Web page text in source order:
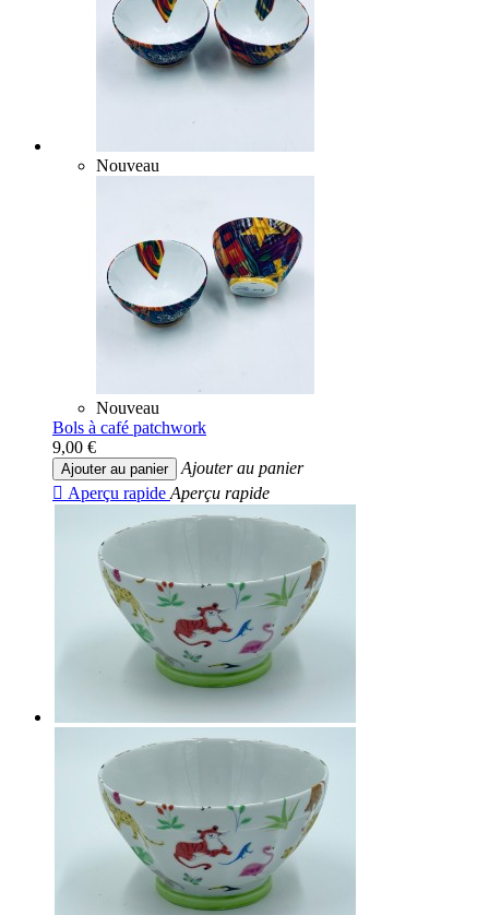
Nouveau
Nouveau
Bols à café patchwork
9,00 €
Ajouter au panier
Ajouter au panier
 Aperçu rapide Aperçu rapide